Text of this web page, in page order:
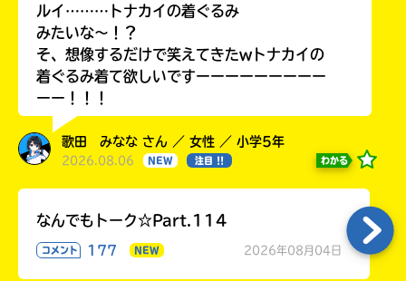
ルイ………トナカイの着ぐるみ
みたいな〜！？
そ、想像するだけで笑えてきたwトナカイの
着ぐるみ着て欲しいですーーーーーーーーー
ーー！！！
歌田 みなな さん ／ 女性 ／ 小学5年
2026.08.06 NEW 注目 !! わかる
なんでもトーク☆Part.114
コメント 177 NEW 2026年08月04日